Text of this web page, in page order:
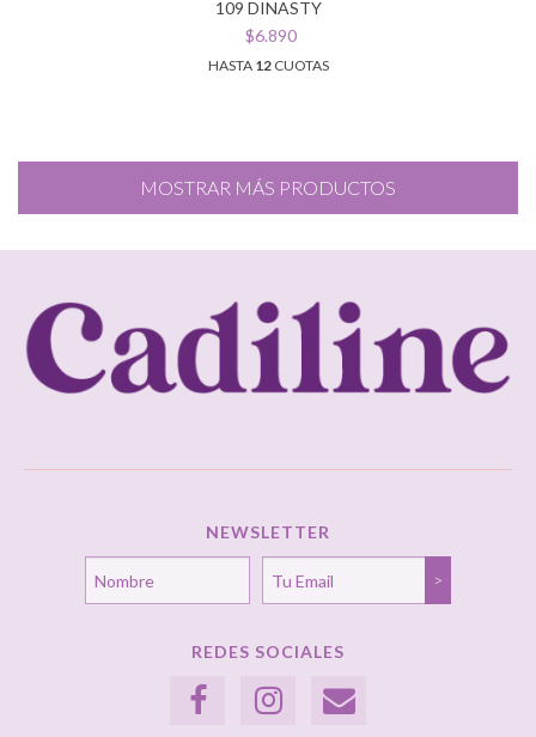
109 DINASTY
$6.890
HASTA 12CUOTAS
MOSTRAR MÁS PRODUCTOS
NEWSLETTER
REDES SOCIALES